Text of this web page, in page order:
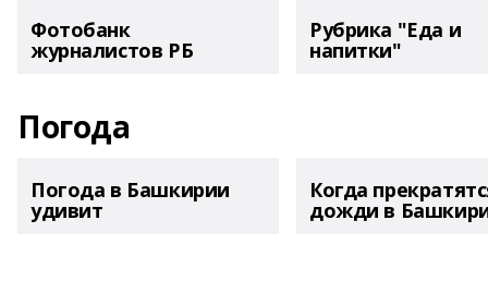
Фотобанк
журналистов РБ
Рубрика "Еда и
напитки"
Погода
Погода в Башкирии
удивит
Когда
дожди в